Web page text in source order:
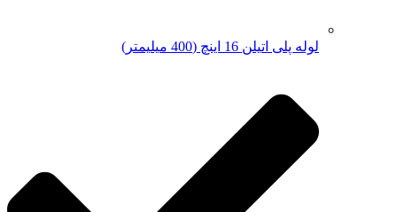
لوله پلی اتیلن 16 اینچ (400 میلیمتر)